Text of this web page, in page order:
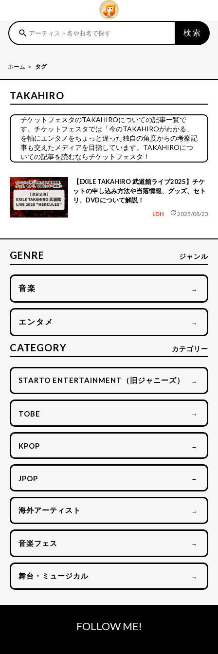
search 検索
ホーム タグ
TAKAHIRO
チケットフェスタのTAKAHIROについての記事一覧で
す。チケットフェスタでは「今のTAKAHIROがわかる」
を軸にエンタメをちょっと違った独自の角度からの考察記
事も交えたメディアを目指しています。TAKAHIROにつ
いての記事を読むならチケットフェスタ！
【EXILE TAKAHIRO 武道館ライブ2025】チケ
ットの申し込み方法や当落情報、グッズ、セト
リ、DVDについて解説！
LDH update2025/08/23
GENRE ジャンル
音楽 →
エンタメ →
CATEGORY カテゴリー
STARTO ENTERTAINMENT（旧ジャニーズ） →
TOBE →
KPOP →
JPOP →
海外アーティスト →
音楽フェス →
舞台・ミュージカル →
FOLLOW ME!